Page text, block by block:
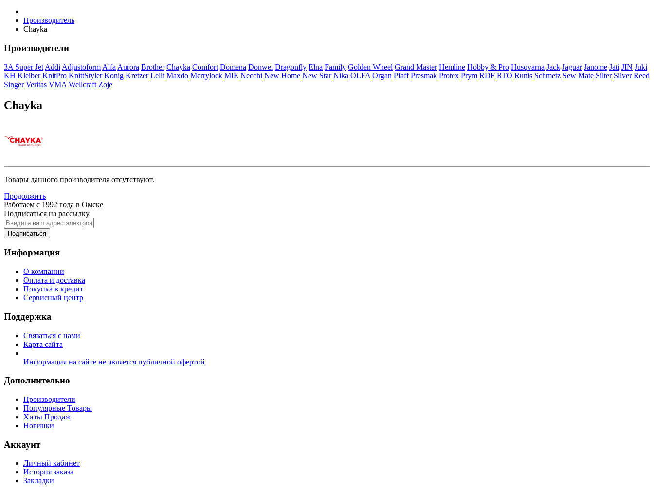
Производитель
Chayka
Производители
3A Super Jet Addi Adjustoform Alfa Aurora Brother Chayka Comfort Domena Donwei Dragonfly Elna Family Golden Wheel Grand Master Hemline Hobby & Pro Husqvarna Jack Jaguar Janome Jati JIN Juki
KH Kleiber KnitPro KnittStyler Konig Kretzer Lelit Maxdo Merrylock MIE Necchi New Home New Star Nika OLFA Organ Pfaff Presmak Protex Prym RDF RTO Runis Schmetz Sew Mate Silter Silver Reed
Singer Veritas VMA Wellcraft Zoje
Chayka
Товары данного производителя отсутствуют.
Продолжить
Работаем с 1992 года в Омске
Подписаться на рассылку
Подписаться
Информация
О компании
Оплата и доставка
Покупка в кредит
Сервисный центр
Поддержка
Связаться с нами
Карта сайта
Информация на сайте не является публичной офертой
Дополнительно
Производители
Популярные Товары
Хиты Продаж
Новинки
Аккаунт
Личный кабинет
История заказа
Закладки